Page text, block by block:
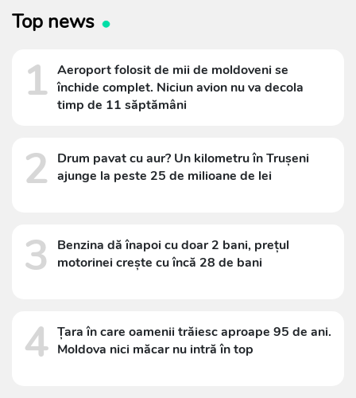
Top news
1 Aeroport folosit de mii de moldoveni se
închide complet. Niciun avion nu va decola
timp de 11 săptămâni
2
Drum pavat cu aur? Un kilometru în Trușeni
ajunge la peste 25 de milioane de lei
3
Benzina dă înapoi cu doar 2 bani, prețul
motorinei crește cu încă 28 de bani
4 Țara în care oamenii trăiesc aproape 95 de ani.
Moldova nici măcar nu intră în top